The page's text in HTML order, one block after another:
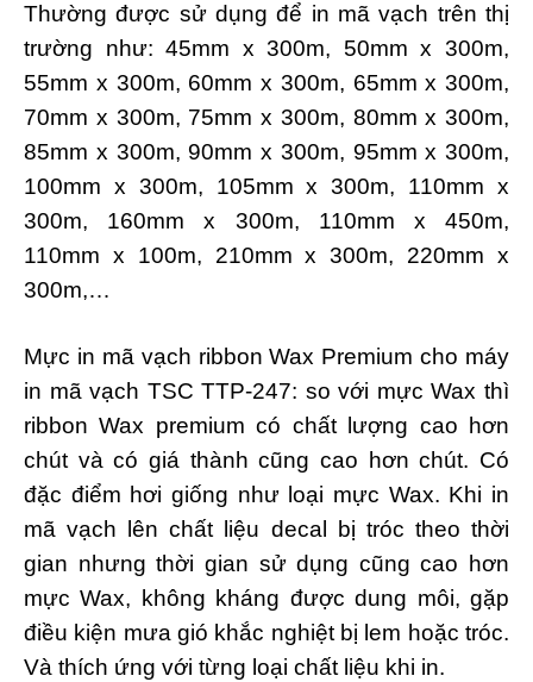
Thường được sử dụng để in mã vạch trên thị
trường như: 45mm x 300m, 50mm x 300m,
55mm x 300m, 60mm x 300m, 65mm x 300m,
70mm x 300m, 75mm x 300m, 80mm x 300m,
85mm x 300m, 90mm x 300m, 95mm x 300m,
100mm x 300m, 105mm x 300m, 110mm x
300m, 160mm x 300m, 110mm x 450m,
110mm x 100m, 210mm x 300m, 220mm x
300m,…
Mực in mã vạch ribbon Wax Premium cho máy
in mã vạch TSC TTP-247: so với mực Wax thì
ribbon Wax premium có chất lượng cao hơn
chút và có giá thành cũng cao hơn chút. Có
đặc điểm hơi giống như loại mực Wax. Khi in
mã vạch lên chất liệu decal bị tróc theo thời
gian nhưng thời gian sử dụng cũng cao hơn
mực Wax, không kháng được dung môi, gặp
điều kiện mưa gió khắc nghiệt bị lem hoặc tróc.
Và thích ứng với từng loại chất liệu khi in.